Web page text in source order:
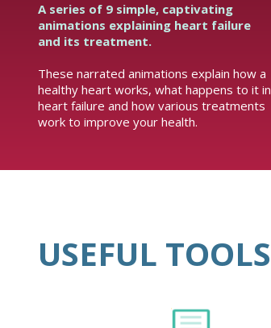
A series of 9 simple, captivating
animations explaining heart failure
and its treatment.
These narrated animations explain how a
healthy heart works, what happens to it in
heart failure and how various treatments
work to improve your health.
USEFUL TOOLS